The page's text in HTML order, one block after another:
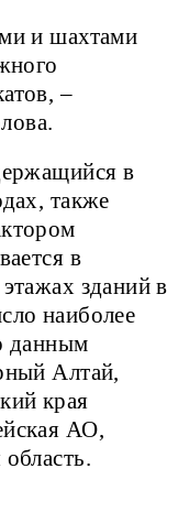
и шахтами
–
в
также
в
зданий в
наиболее
данным
Алтай,
края
АО,